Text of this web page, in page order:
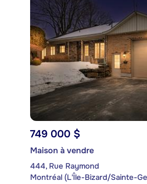
749 000 $
Maison à vendre
444, Rue Raymond
Montréal (L'Île-Bizard/Sainte-